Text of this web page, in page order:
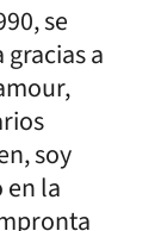
se
a
soy
la